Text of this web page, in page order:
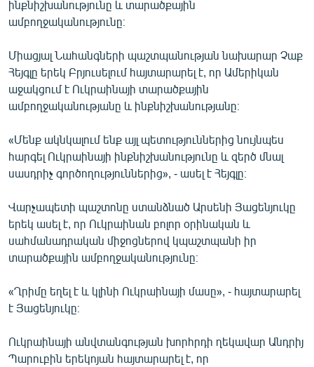
ինքնիշխանությունը և տարածքային
ամբողջականությունը։
Միացյալ Նահանգների պաշտպանության նախարար Չաք
Հեյգլը երեկ Բրյուսելում հայտարարել է, որ Ամերիկան
աջակցում է Ուկրաինայի տարածքային
ամբողջականությանը և ինքնիշխանությանը։
«Մենք ակնկալում ենք այլ պետություններից նույնպես
հարգել Ուկրաինայի ինքնիշխանությունը և զերծ մնալ
սասդրիչ գործողություններից», - ասել է Հեյգլը։
Վարչապետի պաշտոնը ստանձնած Արսենի Յացենյուկը
երեկ ասել է, որ Ուկրաինան բոլոր օրինական և
սահմանադրական միջոցներով կպաշտպանի իր
տարածքային ամբողջականությունը։
«Ղրիմը եղել է և կլինի Ուկրաինայի մասը», - հայտարարել
է Յացենյուկը։
Ուկրաինայի անվտանգության խորհրդի ղեկավար Անդրիյ
Պարուբին երեկոյան հայտարարել է, որ